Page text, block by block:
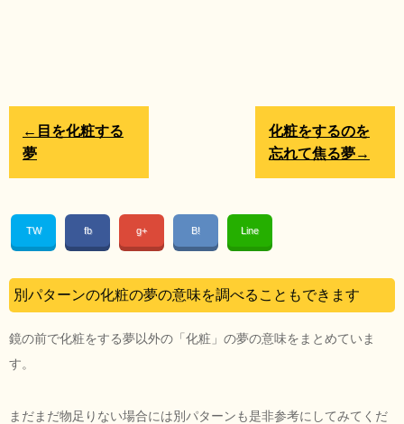
化粧をするのを
忘れて焦る夢→
←目を化粧する
夢
TW fb g+ B! Line
別パターンの化粧の夢の意味を調べることもできます
鏡の前で化粧をする夢以外の「化粧」の夢の意味をまとめていま
す。
まだまだ物足りない場合には別パターンも是非参考にしてみてくだ